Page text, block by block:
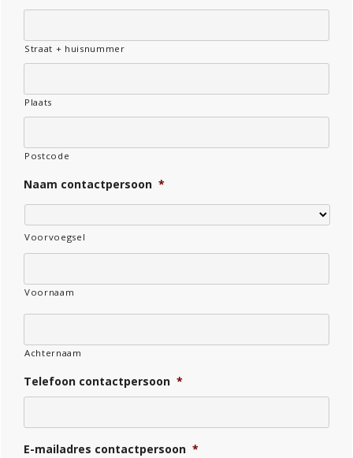
Straat + huisnummer
Plaats
Postcode
Naam contactpersoon *
Voorvoegsel
Voornaam
Achternaam
Telefoon contactpersoon *
E-mailadres contactpersoon *